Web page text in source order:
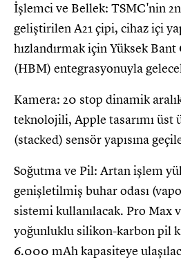
İşlemci ve Bellek: TSMC'nin
geliştirilen A21 çipi, cihaz içi
hızlandırmak için Yüksek
(HBM) entegrasyonuyla
Kamera: 20 stop dinamik
teknolojili, Apple tasarımı üst
(stacked) sensör yapısına
Soğutma ve Pil: Artan işlem
genişletilmiş buhar odası
sistemi kullanılacak. Pro Max
yoğunluklu silikon-karbon pil
6.000 mAh kapasiteye